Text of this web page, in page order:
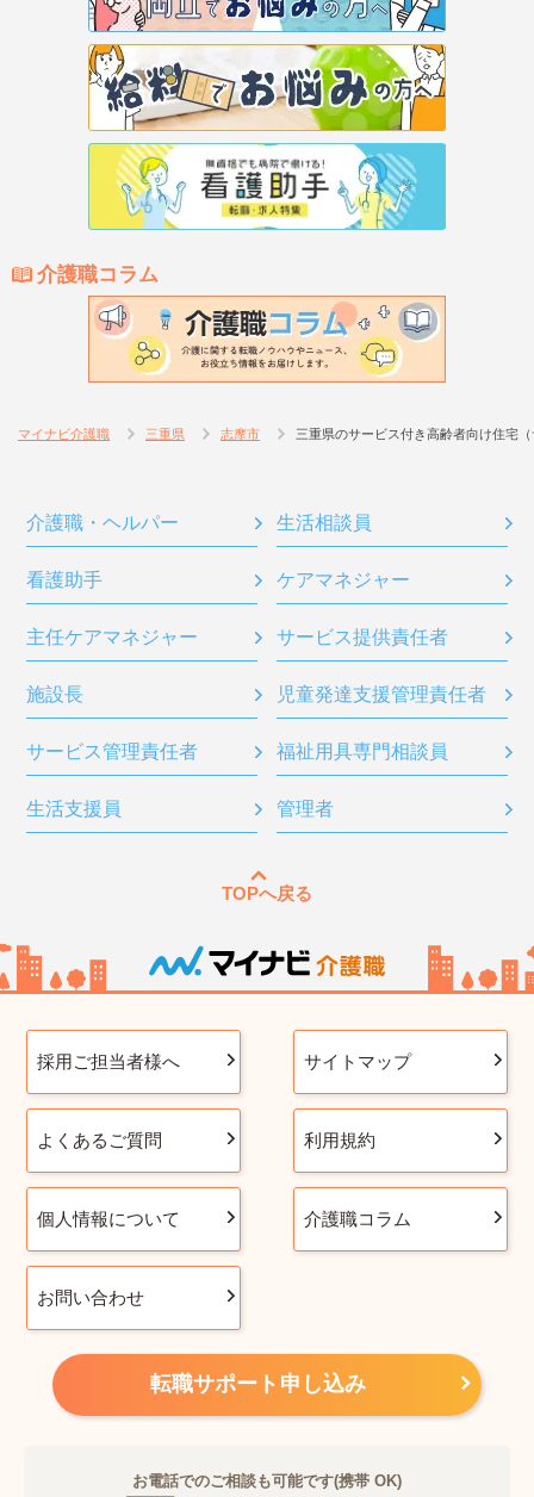
介護職コラム
マイナビ介護職 三重県 志摩市 三重県のサービス付き高齢者向け住宅
介護職・ヘルパー 生活相談員
看護助手 ケアマネジャー
主任ケアマネジャー サービス提供責任者
施設長 児童発達支援管理責任者
サービス管理責任者 福祉用具専門相談員
生活支援員 管理者
TOPへ戻る
採用ご担当者様へ サイトマップ
よくあるご質問 利用規約
個人情報について 介護職コラム
お問い合わせ
転職サポート申し込み
お電話でのご相談も可能です(携帯 OK)